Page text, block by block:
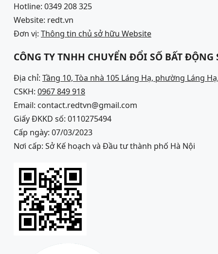
Hotline: 0349 208 325
Website: redt.vn
Đơn vị: Thông tin chủ sở hữu Website
CÔNG TY TNHH CHUYỂN ĐỔI SỐ BẤT ĐỘNG
Địa chỉ: Tầng 10, Tòa nhà 105 Láng Hạ, phường Láng
CSKH: 0967 849 918
Email: contact.redtvn@gmail.com
Giấy ĐKKD số: 0110275494
Cấp ngày: 07/03/2023
Nơi cấp: Sở Kế hoạch và Đầu tư thành phố Hà Nội